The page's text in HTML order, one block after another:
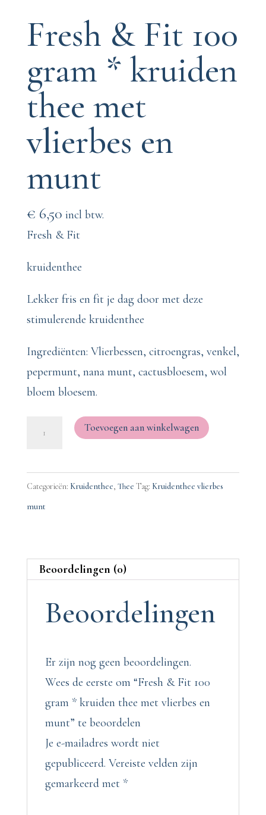
Fresh & Fit 100
gram * kruiden
thee met
vlierbes en
munt
€ 6,50 incl btw.
Fresh & Fit
kruidenthee
Lekker fris en fit je dag door met deze
stimulerende kruidenthee
Ingrediënten: Vlierbessen, citroengras, venkel,
pepermunt, nana munt, cactusbloesem, wol
bloem bloesem.
100
gram
thee
vlierbes
aantal
Toevoegen aan winkelwagen
Categorieën: Kruidenthee, Thee Tag: Kruidenthee vlierbes
munt
Beoordelingen (0)
Beoordelingen
Er zijn nog geen beoordelingen.
Wees de eerste om “Fresh & Fit 100
gram * kruiden thee met vlierbes en
munt” te beoordelen
Je e-mailadres wordt niet
gepubliceerd. Vereiste velden zijn
gemarkeerd met *